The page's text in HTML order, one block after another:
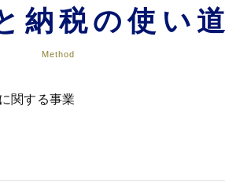
納税の使い道
Method
関する事業